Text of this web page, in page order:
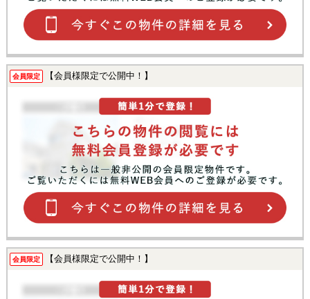
会員限定 【会員様限定で公開中！】
会員限定 【会員様限定で公開中！】